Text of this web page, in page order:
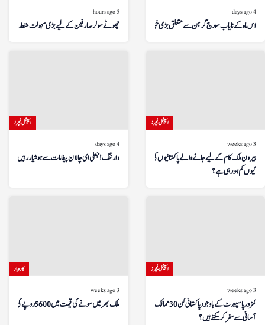
5 hours ago
چھوٹے سولر صارفین کے لیے بڑی سہولت متعارف
4 days ago
اس ماہ کے نایاب سورج گرہن سے متعلق بڑی خبر!
اسپیشل فیچرز
4 days ago
وارننگ! جعلی ای چالان پیغامات سے ہوشیار رہیں
اسپیشل فیچرز
3 weeks ago
بیرون ملک کام کے لیے جانے والے پاکستانیوں کی تعداد
کیوں کم ہو رہی ہے؟
کاروبار
3 weeks ago
ملک بھر میں سونے کی قیمت میں 5600 روپے کی کمی
اسپیشل فیچرز
3 weeks ago
کمزور پاسپورٹ کے باوجود پاکستانی کن 30 ممالک میں
آسانی سے سفر کر سکتے ہیں؟